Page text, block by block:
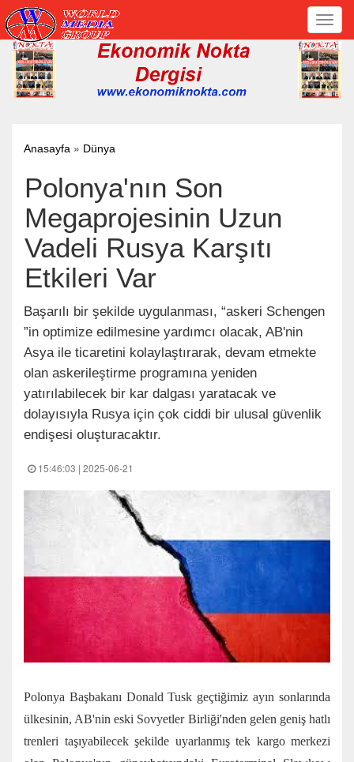
Anasayfa » Dünya
Polonya'nın Son
Megaprojesinin Uzun
Vadeli Rusya Karşıtı
Etkileri Var
Başarılı bir şekilde uygulanması, “askeri Schengen
”in optimize edilmesine yardımcı olacak, AB'nin
Asya ile ticaretini kolaylaştırarak, devam etmekte
olan askerileştirme programına yeniden
yatırılabilecek bir kar dalgası yaratacak ve
dolayısıyla Rusya için çok ciddi bir ulusal güvenlik
endişesi oluşturacaktır.
15:46:03 | 2025-06-21
Polonya Başbakanı Donald Tusk geçtiğimiz ayın sonlarında
ülkesinin, AB'nin eski Sovyetler Birliği'nden gelen geniş hatlı
trenleri taşıyabilecek şekilde uyarlanmış tek kargo merkezi